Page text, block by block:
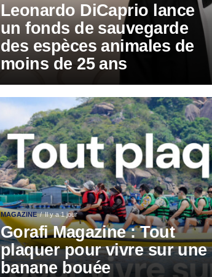
Leonardo DiCaprio lance
un fonds de sauvegarde
des espèces animales de
moins de 25 ans
MAGAZINE Il y a 1 jour
Gorafi Magazine : Tout
plaquer pour vivre sur une
banane bouée